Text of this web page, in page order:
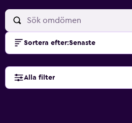
Sortera efter:Senaste
Alla filter